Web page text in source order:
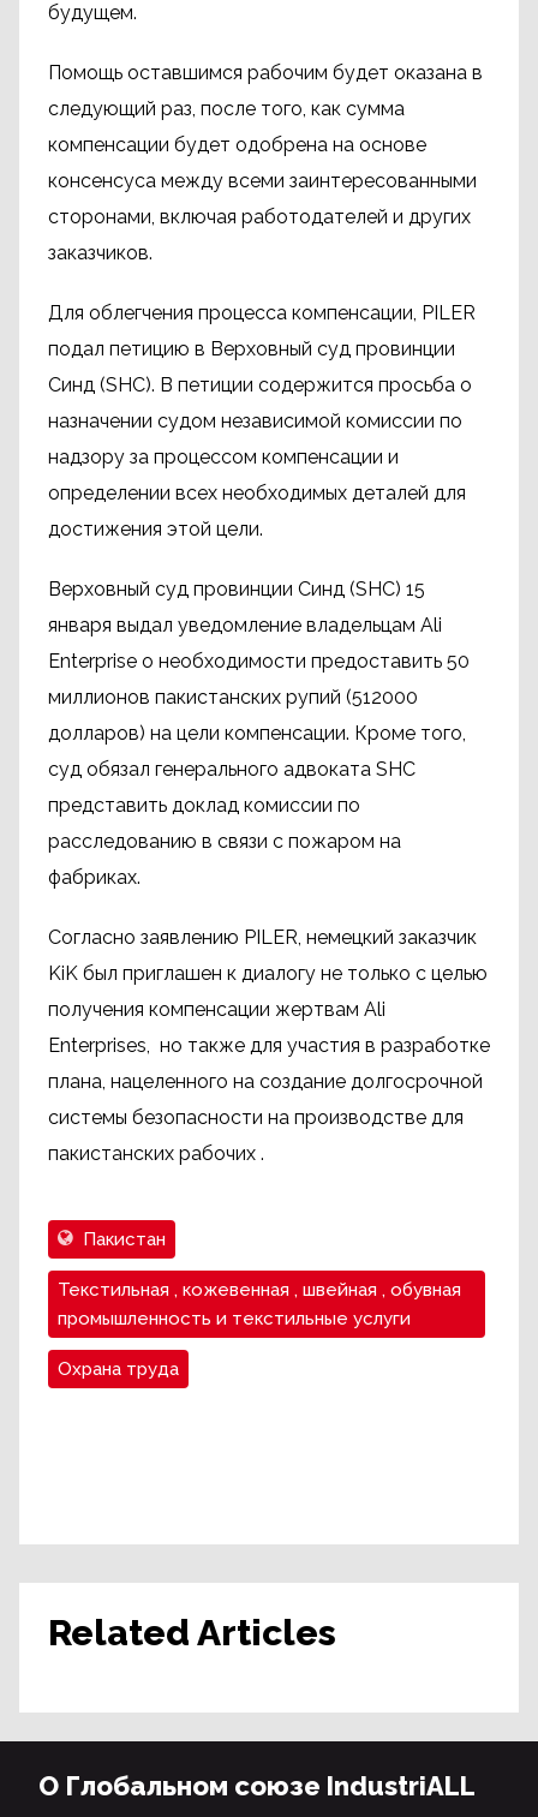
будущем.
Помощь оставшимся рабочим будет оказана в
следующий раз, после того, как сумма
компенсации будет одобрена на основе
консенсуса между всеми заинтересованными
сторонами, включая работодателей и других
заказчиков.
Для облегчения процесса компенсации, PILER
подал петицию в Верховный суд провинции
Синд (SHC). В петиции содержится просьба о
назначении судом независимой комиссии по
надзору за процессом компенсации и
определении всех необходимых деталей для
достижения этой цели.
Верховный суд провинции Синд (SHC) 15
января выдал уведомление владельцам Ali
Enterprise о необходимости предоставить 50
миллионов пакистанских рупий (512000
долларов) на цели компенсации. Кроме того,
суд обязал генерального адвоката SHC
представить доклад комиссии по
расследованию в связи с пожаром на
фабриках.
Согласно заявлению PILER, немецкий заказчик
KiK был приглашен к диалогу не только с целью
получения компенсации жертвам Ali
Enterprises, но также для участия в разработке
плана, нацеленного на создание долгосрочной
системы безопасности на производстве для
пакистанских рабочих .
Пакистан
Текстильная , кожевенная , швейная , обувная
промышленность и текстильные услуги
Охрана труда
Related Articles
О Глобальном союзе IndustriALL